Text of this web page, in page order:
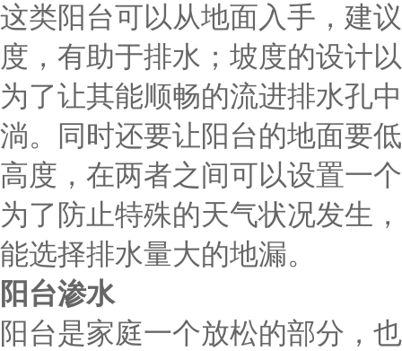
这类阳台可以从地面入手，建
度，有助于排水；坡度的设计
为了让其能顺畅的流进排水孔
淌。同时还要让阳台的地面要
高度，在两者之间可以设置一
为了防止特殊的天气状况发生
能选择排水量大的地漏。
阳台渗水
阳台是家庭一个放松的部分，